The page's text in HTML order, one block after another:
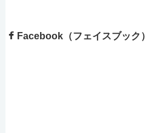
Facebook（フェイスブック）